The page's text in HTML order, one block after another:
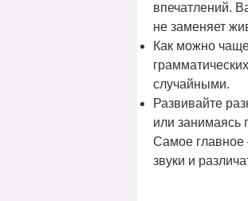
впечатлений.
не заменяет
Как можно
случайными.
Развивайте
или занимаясь
Самое главное
звуки и